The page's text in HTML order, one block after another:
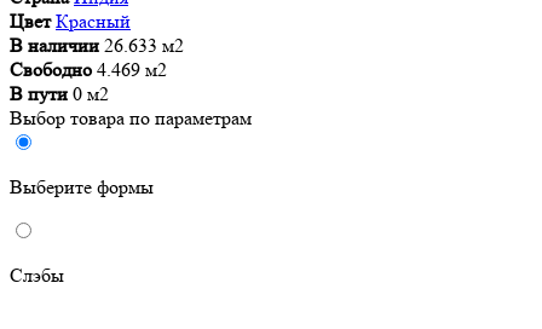
Цвет Красный
В наличии 26.633 м2
Свободно 4.469 м2
В пути 0 м2
Выбор товара по параметрам
Выберите формы
Слэбы